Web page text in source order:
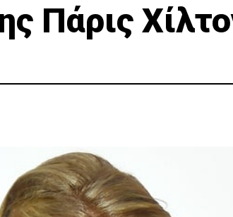
Πάρις